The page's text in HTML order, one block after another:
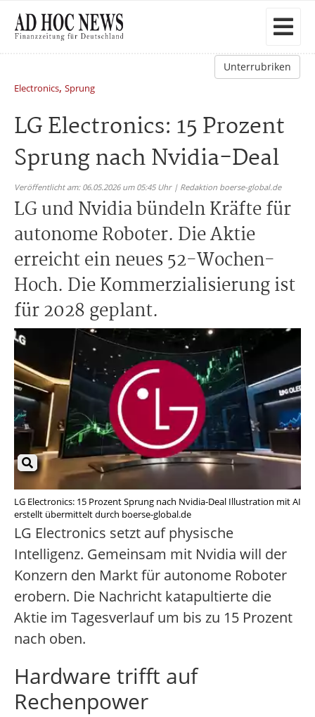
Unterrubriken
Electronics, Sprung
LG Electronics: 15 Prozent
Sprung nach Nvidia-Deal
Veröffentlicht am: 06.05.2026 um 05:45 Uhr | Redaktion boerse-global.de
LG und Nvidia bündeln Kräfte für
autonome Roboter. Die Aktie
erreicht ein neues 52-Wochen-
Hoch. Die Kommerzialisierung ist
für 2028 geplant.
LG Electronics: 15 Prozent Sprung nach Nvidia-Deal Illustration mit AI
erstellt übermittelt durch boerse-global.de
LG Electronics setzt auf physische
Intelligenz. Gemeinsam mit Nvidia will der
Konzern den Markt für autonome Roboter
erobern. Die Nachricht katapultierte die
Aktie im Tagesverlauf um bis zu 15 Prozent
nach oben.
Hardware trifft auf
Rechenpower